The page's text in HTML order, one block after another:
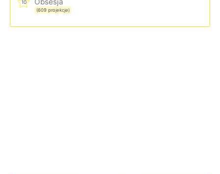
10
(609 projekcje)